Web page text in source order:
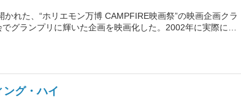
かれた、“ホリエモン万博 CAMPFIRE映画祭”の映画企画クラ
グランプリに輝いた企画を映画化した。2002年に実際に起
ング・ハイ